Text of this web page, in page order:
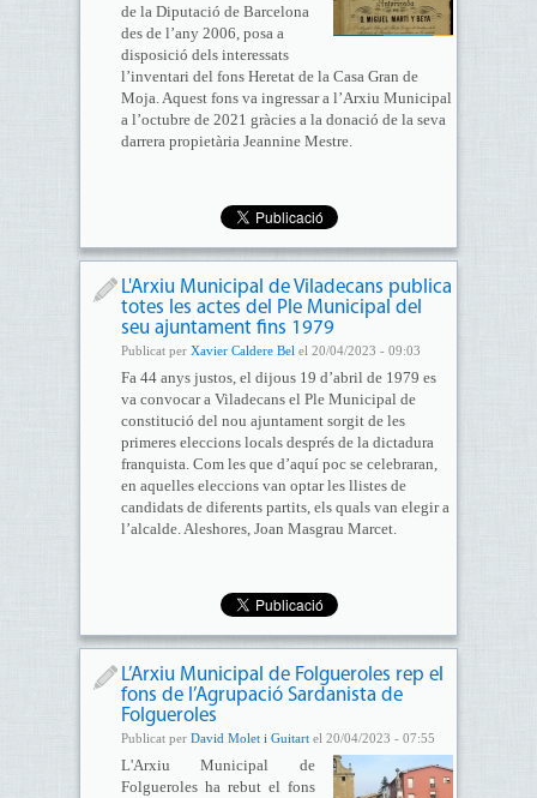
de la Diputació de Barcelona
des de l’any 2006, posa a
disposició dels interessats
l’inventari del fons Heretat de la Casa Gran de
Moja. Aquest fons va ingressar a l’Arxiu Municipal
a l’octubre de 2021 gràcies a la donació de la seva
darrera propietària Jeannine Mestre.
L'Arxiu Municipal de Viladecans publica
totes les actes del Ple Municipal del
seu ajuntament fins 1979
Publicat per Xavier Caldere Bel el 20/04/2023 - 09:03
Fa 44 anys justos, el dijous 19 d’abril de 1979 es
va convocar a Viladecans el Ple Municipal de
constitució del nou ajuntament sorgit de les
primeres eleccions locals després de la dictadura
franquista. Com les que d’aquí poc se celebraran,
en aquelles eleccions van optar les llistes de
candidats de diferents partits, els quals van elegir a
l’alcalde. Aleshores, Joan Masgrau Marcet.
L’Arxiu Municipal de Folgueroles rep el
fons de l’Agrupació Sardanista de
Folgueroles
Publicat per David Molet i Guitartel 20/04/2023 - 07:55
L'Arxiu Municipal de
Folgueroles ha rebut el fons